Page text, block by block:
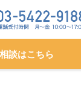
談はこちら